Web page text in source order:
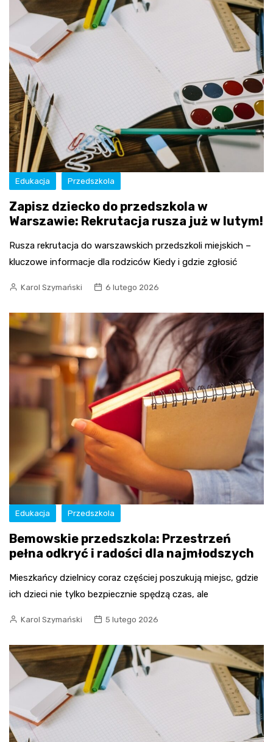
Edukacja Przedszkola
Zapisz dziecko do przedszkola w
Warszawie: Rekrutacja rusza już w lutym!
Rusza rekrutacja do warszawskich przedszkoli miejskich –
kluczowe informacje dla rodziców Kiedy i gdzie zgłosić
Karol Szymański 6 lutego 2026
Edukacja Przedszkola
Bemowskie przedszkola: Przestrzeń
pełna odkryć i radości dla najmłodszych
Mieszkańcy dzielnicy coraz częściej poszukują miejsc, gdzie
ich dzieci nie tylko bezpiecznie spędzą czas, ale
Karol Szymański 5 lutego 2026